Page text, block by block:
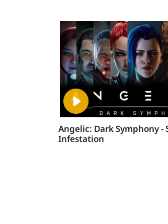
Angelic: Dark Symphony -
Infestation